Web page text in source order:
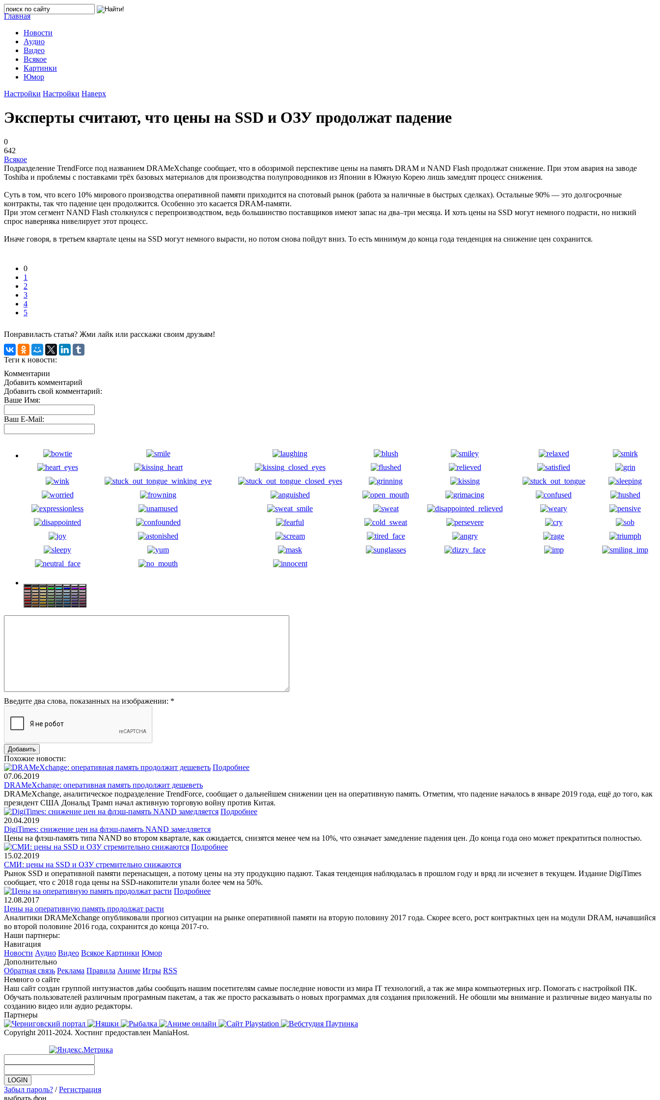
Главная
Новости
Аудио
Видео
Всякое
Картинки
Юмор
Настройки Настройки Наверх
Эксперты считают, что цены на SSD и ОЗУ продолжат падение
0
642
Всякое
Подразделение TrendForce под названием DRAMeXchange сообщает, что в обозримой перспективе цены на память DRAM и NAND Flash продолжат снижение. При этом авария на заводе
Toshiba и проблемы с поставками трёх базовых материалов для производства полупроводников из Японии в Южную Корею лишь замедлят процесс снижения.
Суть в том, что всего 10% мирового производства оперативной памяти приходится на спотовый рынок (работа за наличные в быстрых сделках). Остальные 90% — это долгосрочные
контракты, так что падение цен продолжится. Особенно это касается DRAM-памяти.
При этом сегмент NAND Flash столкнулся с перепроизводством, ведь большинство поставщиков имеют запас на два–три месяца. И хоть цены на SSD могут немного подрасти, но низкий
спрос наверняка нивелирует этот процесс.
Иначе говоря, в третьем квартале цены на SSD могут немного вырасти, но потом снова пойдут вниз. То есть минимум до конца года тенденция на снижение цен сохранится.
0
1
2
3
4
5
Понравиласть статья? Жми лайк или расскажи своим друзьям!
Теги к новости:
Комментарии
Добавить комментарий
Добавить свой комментарий:
Ваше Имя:
Ваш E-Mail:
Введите два слова, показанных на изображении: *
Похожие новости:
Подробнее
07.06.2019
DRAMeXchange: оперативная память продолжит дешеветь
DRAMeXchange, аналитическое подразделение TrendForce, сообщает о дальнейшем снижении цен на оперативную память. Отметим, что падение началось в январе 2019 года, ещё до того, как
президент США Дональд Трамп начал активную торговую войну против Китая.
Подробнее
20.04.2019
DigiTimes: снижение цен на флэш-память NAND замедляется
Цены на флэш-память типа NAND во втором квартале, как ожидается, снизятся менее чем на 10%, что означает замедление падения цен. До конца года оно может прекратиться полностью.
Подробнее
15.02.2019
СМИ: цены на SSD и ОЗУ стремительно снижаются
Рынок SSD и оперативной памяти перенасыщен, а потому цены на эту продукцию падают. Такая тенденция наблюдалась в прошлом году и вряд ли исчезнет в текущем. Издание DigiTimes
сообщает, что с 2018 года цены на SSD-накопители упали более чем на 50%.
Подробнее
12.08.2017
Цены на оперативную память продолжат расти
Аналитики DRAMeXchange опубликовали прогноз ситуации на рынке оперативной памяти на вторую половину 2017 года. Скорее всего, рост контрактных цен на модули DRAM, начавшийся
во второй половине 2016 года, сохранится до конца 2017-го.
Наши партнеры:
Навигация
Новости Аудио Видео Всякое Картинки Юмор
Дополнительно
Обратная связь Реклама Правила Аниме Игры RSS
Немного о сайте
Наш сайт создан группой интузиастов дабы сообщать нашим посетителям самые последние новости из мира IT технологий, а так же мира компьютерных игр. Помогать с настройкой ПК.
Обучать пользователей различным програмным пакетам, а так же просто расказывать о новых программах для создания приложений. Не обошли мы внимание и различные видео мануалы по
созданию видео или аудио редакторы.
Партнеры
Copyright 2011-2024. Хостинг предоставлен ManiaHost.
Забыл пароль? /Регистрация
выбрать фон